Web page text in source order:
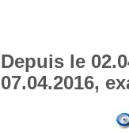
Depuis le
07.04.2016,